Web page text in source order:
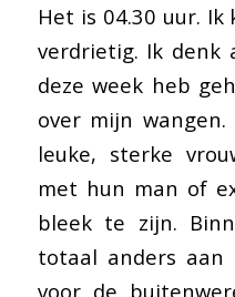
Het is 04.30 uur.
verdrietig. Ik denk
deze week heb
over mijn
leuke, sterke
met hun man of
bleek te zijn.
totaal anders
voor de